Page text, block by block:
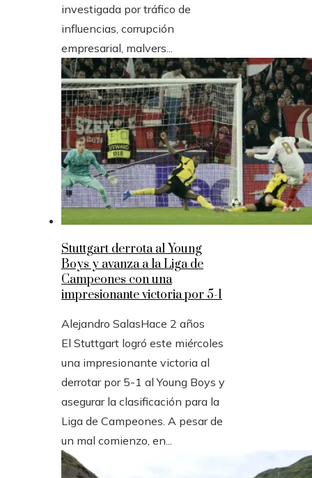
investigada por tráfico de
influencias, corrupción
empresarial, malvers...
Stuttgart derrota al Young
Boys y avanza a la Liga de
Campeones con una
impresionante victoria por 5-1
Alejandro SalasHace 2 años
El Stuttgart logró este miércoles
una impresionante victoria al
derrotar por 5-1 al Young Boys y
asegurar la clasificación para la
Liga de Campeones. A pesar de
un mal comienzo, en...